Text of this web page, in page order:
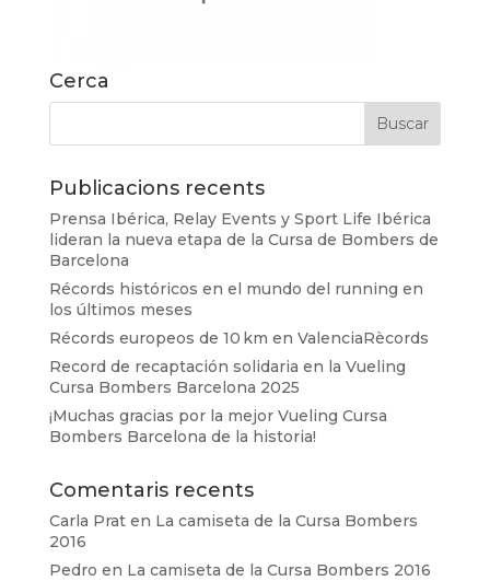
Cerca
Publicacions recents
Prensa Ibérica, Relay Events y Sport Life Ibérica
lideran la nueva etapa de la Cursa de Bombers de
Barcelona
Récords históricos en el mundo del running en
los últimos meses
Récords europeos de 10 km en ValenciaRècords
Record de recaptación solidaria en la Vueling
Cursa Bombers Barcelona 2025
¡Muchas gracias por la mejor Vueling Cursa
Bombers Barcelona de la historia!
Comentaris recents
Carla Praten La camiseta de la Cursa Bombers
2016
Pedro en La camiseta de la Cursa Bombers 2016